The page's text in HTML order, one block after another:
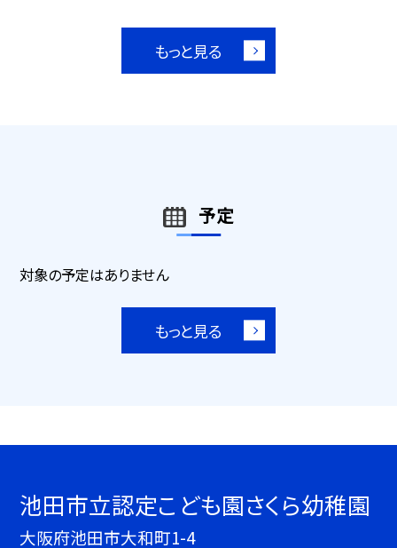
もっと見る
予定
対象の予定はありません
もっと見る
池田市立認定こども園さくら幼稚園
大阪府池田市大和町1-4